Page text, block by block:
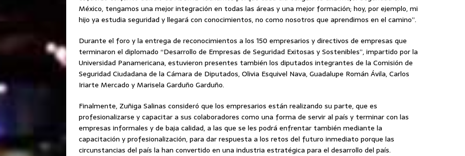
México, tengamos una mejor integración en todas las áreas y una mejor formación; hoy, por ejemplo, mi
hijo ya estudia seguridad y llegará con conocimientos, no como nosotros que aprendimos en el camino”.
Durante el foro y la entrega de reconocimientos a los 150 empresarios y directivos de empresas que
terminaron el diplomado “Desarrollo de Empresas de Seguridad Exitosas y Sostenibles”, impartido por la
Universidad Panamericana, estuvieron presentes también los diputados integrantes de la Comisión de
Seguridad Ciudadana de la Cámara de Diputados, Olivia Esquivel Nava, Guadalupe Román Ávila, Carlos
Iriarte Mercado y Marisela Garduño Garduño.
Finalmente, Zuñiga Salinas consideró que los empresarios están realizando su parte, que es
profesionalizarse y capacitar a sus colaboradores como una forma de servir al país y terminar con las
empresas informales y de baja calidad, a las que se les podrá enfrentar también mediante la
capacitación y profesionalización, para dar respuesta a los retos del futuro inmediato porque las
circunstancias del país la han convertido en una industria estratégica para el desarrollo del país.